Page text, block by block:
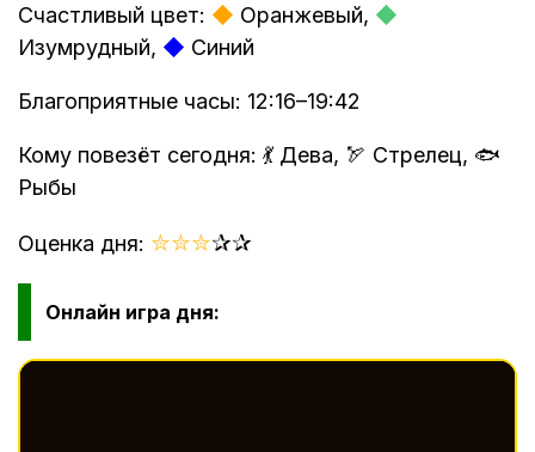
Счастливый цвет: ◆ Оранжевый, ◆
Изумрудный, ◆ Синий
Благоприятные часы: 12:16–19:42
Кому повезёт сегодня: 💃 Дева, 🏹 Стрелец, 🐟
Рыбы
Оценка дня: ✮✮✮✰✰
Онлайн игра дня: